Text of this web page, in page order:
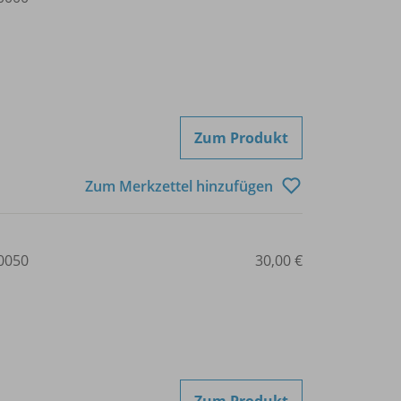
Zum Produkt
Zum Merkzettel hinzufügen
30,00 €